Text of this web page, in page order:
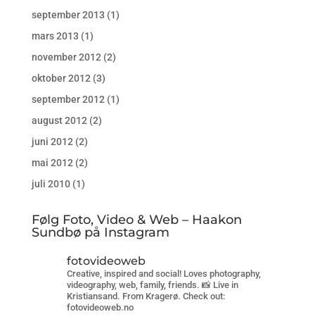
september 2013 (1)
mars 2013 (1)
november 2012 (2)
oktober 2012 (3)
september 2012 (1)
august 2012 (2)
juni 2012 (2)
mai 2012 (2)
juli 2010(1)
Følg Foto, Video & Web – Haakon
Sundbø på Instagram
fotovideoweb
Creative, inspired and social! Loves photography,
videography, web, family, friends. 📸 Live in
Kristiansand. From Kragerø. Check out:
fotovideoweb.no